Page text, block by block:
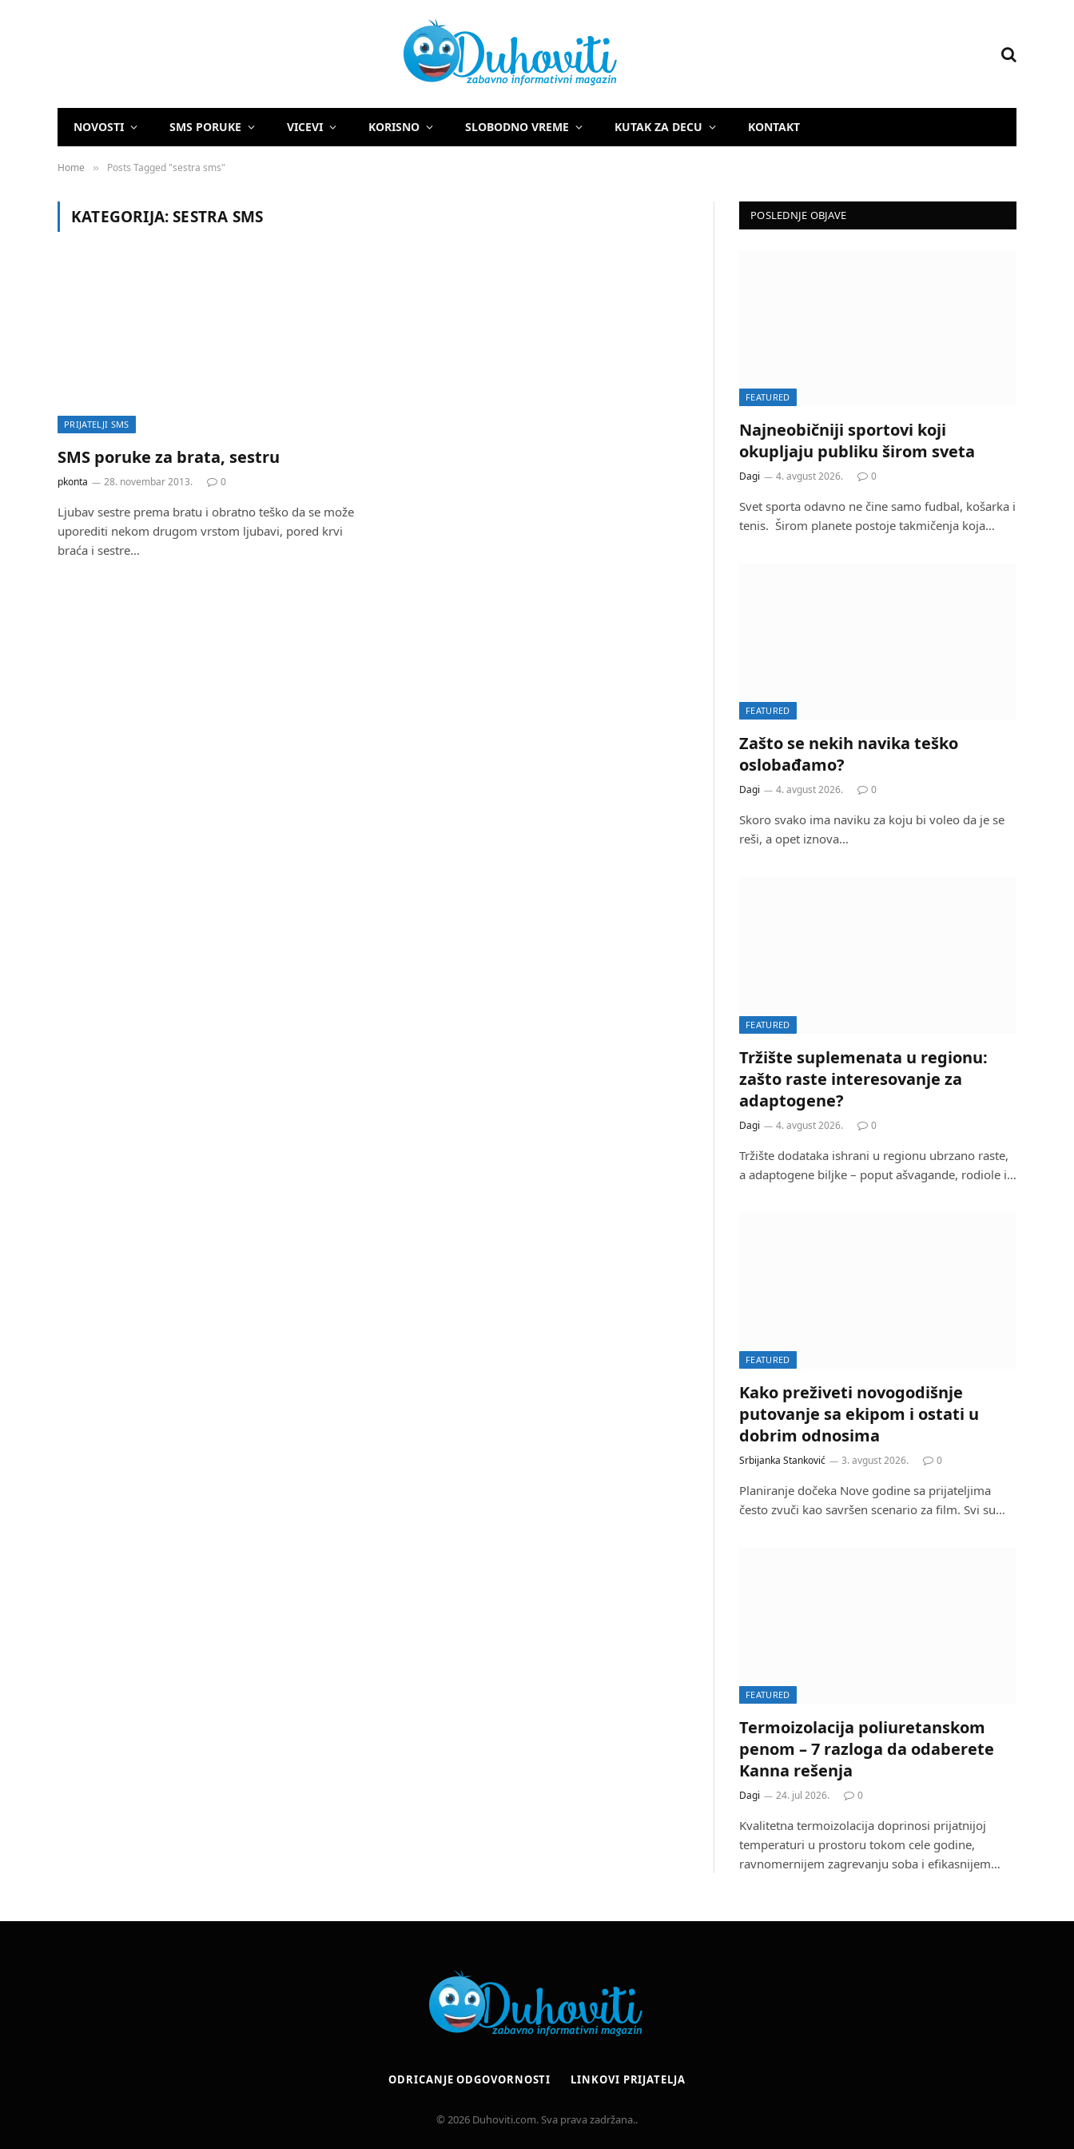
NOVOSTI SMS PORUKE VICEVI KORISNO SLOBODNO VREME KUTAK ZA DECU KONTAKT
Home » Posts Tagged "sestra sms"
KATEGORIJA:SESTRA SMS
PRIJATELJI SMS
SMS poruke za brata, sestru
pkonta 28. novembar 2013. 0
Ljubav sestre prema bratu i obratno teško da se može
uporediti nekom drugom vrstom ljubavi, pored krvi
braća i sestre…
POSLEDNJE OBJAVE
FEATURED
Najneobičniji sportovi koji
okupljaju publiku širom sveta
Dagi 4. avgust 2026. 0
Svet sporta odavno ne čine samo fudbal, košarka i
tenis. Širom planete postoje takmičenja koja…
FEATURED
Zašto se nekih navika teško
oslobađamo?
Dagi 4. avgust 2026. 0
Skoro svako ima naviku za koju bi voleo da je se
reši, a opet iznova…
FEATURED
Tržište suplemenata u regionu:
zašto raste interesovanje za
adaptogene?
Dagi 4. avgust 2026. 0
Tržište dodataka ishrani u regionu ubrzano raste,
a adaptogene biljke – poput ašvagande, rodiole i…
FEATURED
Kako preživeti novogodišnje
putovanje sa ekipom i ostati u
dobrim odnosima
Srbijanka Stanković 3. avgust 2026. 0
Planiranje dočeka Nove godine sa prijateljima
često zvuči kao savršen scenario za film. Svi su…
FEATURED
Termoizolacija poliuretanskom
penom – 7 razloga da odaberete
Kanna rešenja
Dagi 24. jul 2026. 0
Kvalitetna termoizolacija doprinosi prijatnijoj
temperaturi u prostoru tokom cele godine,
ravnomernijem zagrevanju soba i efikasnijem…
ODRICANJE ODGOVORNOSTI LINKOVI PRIJATELJA
© 2026 Duhoviti.com. Sva prava zadržana..